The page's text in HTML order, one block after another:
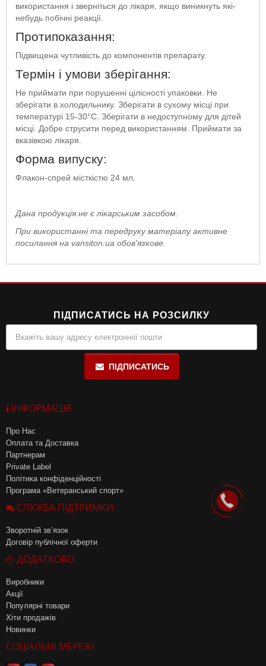
використання і зверніться до лікаря, якщо виникнуть які-
небудь побічні реакції.
Протипоказання:
Підвищена чутливість до компонентів препарату.
Термін і умови зберігання:
Не приймати при порушенні цілісності упаковки. Не
зберігати в холодильнику. Зберігати в сухому місці при
температурі 15-30°C. Зберігати в недоступному для дітей
місці. Добре струсити перед використанням. Приймати за
вказівкою лікаря.
Форма випуску:
Флакон-спрей місткістю 24 мл.
Дана продукція не є лікарським засобом.
При використанні та передруку матеріалу активне
посилання на vansiton.ua обов'язкове.
ПІДПИСАТИСЬ НА РОЗСИЛКУ
ПІДПИСАТИСЬ
ІНФОРМАЦІЯ
Про Нас
Оплата та Доставка
Партнерам
Private Label
Політика конфіденційності
Програма «Ветеранський спорт»
СЛУЖБА ПІДТРИМКИ
Зворотній зв’язок
Договір публічної оферти
ДОДАТКОВО
Виробники
Акції
Популярні товари
Хіти продажів
Новинки
СОЦІАЛЬНІ МЕРЕЖІ